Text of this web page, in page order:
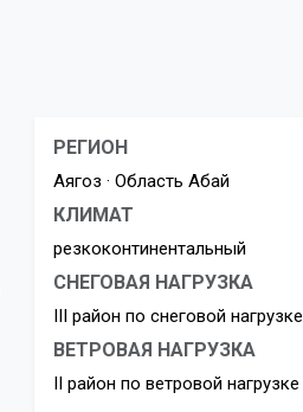
РЕГИОН
Аягоз · Область Абай
КЛИМАТ
резкоконтинентальный
СНЕГОВАЯ НАГРУЗКА
III район по снеговой нагрузке
ВЕТРОВАЯ НАГРУЗКА
II район по ветровой нагрузке